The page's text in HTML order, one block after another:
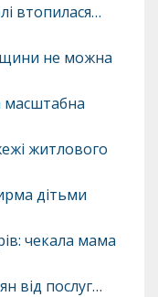
втопилася…
не можна
масштабна
житлового
дітьми
чекала мама
від послуг…